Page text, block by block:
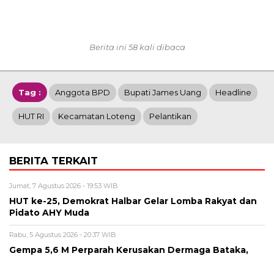
Berita ini 58 kali dibaca
Tag : Anggota BPD Bupati James Uang Headline
HUT RI Kecamatan Loteng Pelantikan
BERITA TERKAIT
Jumat, 7 Agustus 2026 - 19:53 WIB
HUT ke-25, Demokrat Halbar Gelar Lomba Rakyat dan
Pidato AHY Muda
Rabu, 5 Agustus 2026 - 20:37 WIB
Gempa 5,6 M Perparah Kerusakan Dermaga Bataka,